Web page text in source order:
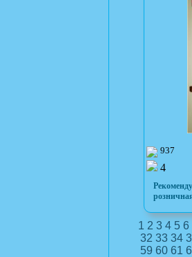
937
4
1 2 3 4 5 6
32 33 34
59 60 61